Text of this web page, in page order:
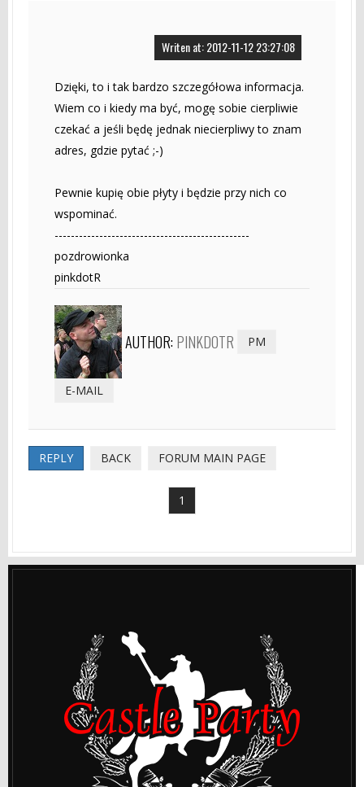
Writen at: 2012-11-12 23:27:08
Dzięki, to i tak bardzo szczegółowa informacja.
Wiem co i kiedy ma być, mogę sobie cierpliwie
czekać a jeśli będę jednak niecierpliwy to znam
adres, gdzie pytać ;-)
Pewnie kupię obie płyty i będzie przy nich co
wspominać.
------------------------------------------------
pozdrowionka
pinkdotR
AUTHOR: PINKDOTR PM
E-MAIL
REPLY BACK FORUM MAIN PAGE
1